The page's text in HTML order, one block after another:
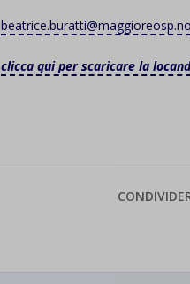
clicca qui per scaricare la